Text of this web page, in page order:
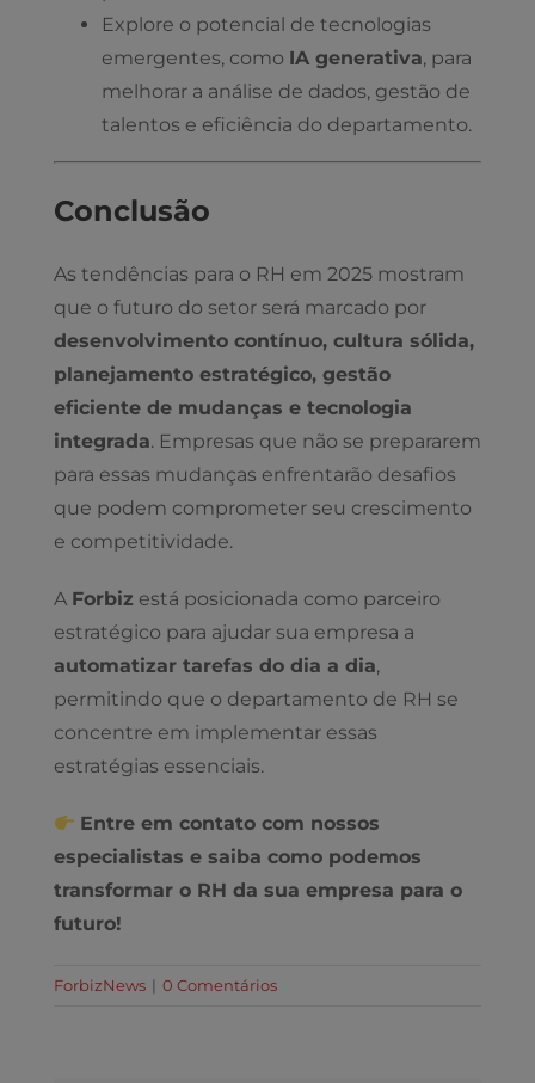
Explore o potencial de tecnologias
emergentes, como IA generativa, para
melhorar a análise de dados, gestão de
talentos e eficiência do departamento.
Conclusão
As tendências para o RH em 2025 mostram
que o futuro do setor será marcado por
desenvolvimento contínuo, cultura sólida,
planejamento estratégico, gestão
eficiente de mudanças e tecnologia
integrada. Empresas que não se prepararem
para essas mudanças enfrentarão desafios
que podem comprometer seu crescimento
e competitividade.
A Forbiz está posicionada como parceiro
estratégico para ajudar sua empresa a
automatizar tarefas do dia a dia,
permitindo que o departamento de RH se
concentre em implementar essas
estratégias essenciais.
Entre em contato com nossos
especialistas e saiba como podemos
transformar o RH da sua empresa para o
futuro!
ForbizNews | 0 Comentários